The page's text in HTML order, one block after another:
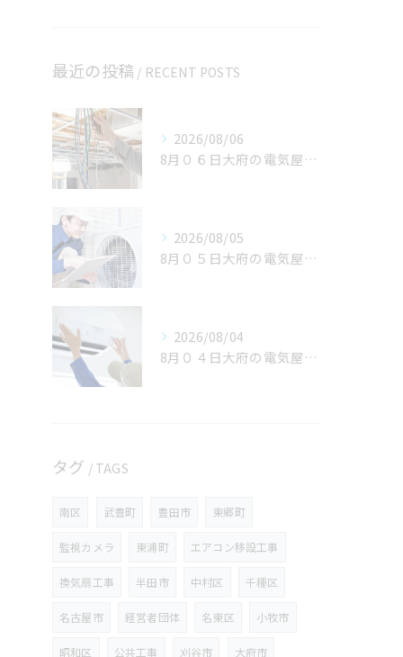
最近の投稿 RECENT POSTS
2026/08/06
8月０６日大府の電気屋volts日記。名古屋市のご依頼いただきありがとうございました。
2026/08/05
8月０５日大府の電気屋volts日記。刈谷市。豊田市のご依頼いただきありがとうございます。
2026/08/04
8月０４日大府の電気屋volts日記。名古屋居市ご依頼いただきありがとうございました。
タグ TAGS
南区 武豊町 豊田市 東郷町
監視カメラ 東浦町 エアコン移設工事
換気扇工事 半田市 中村区 千種区
名古屋市 経営者団体 名東区 小牧市
昭和区 公共工事 刈谷市 大府市